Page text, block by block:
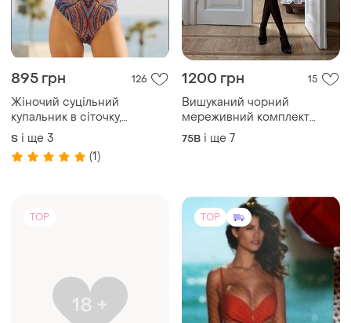
Жіночий суцільний
купальник в сіточку,
розумний купальник з
захистом spf 50
S і ще 3
(1)
Вишуканий чорний
мереживний комплект
білизни (мереживний
комірець + подовжений
кісточках + трусики +
панчохи + рукавички)
75B і ще 7
TOP TOP